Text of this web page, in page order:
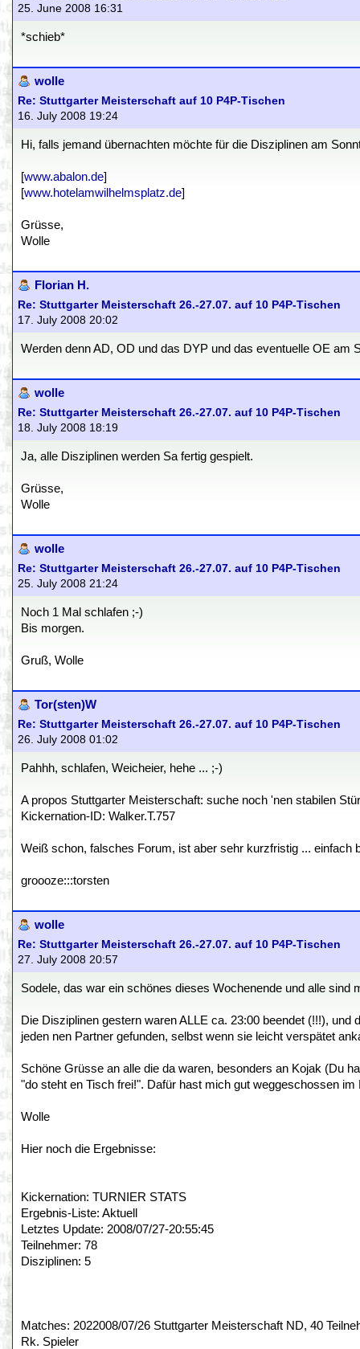
25. June 2008 16:31
*schieb*
wolle
Re: Stuttgarter Meisterschaft auf 10 P4P-Tischen
16. July 2008 19:24
Hi, falls jemand übernachten möchte für die Disziplinen am
[www.abalon.de]
[www.hotelamwilhelmsplatz.de]
Grüsse,
Wolle
Florian H.
Re: Stuttgarter Meisterschaft 26.-27.07. auf 10 P4P-Tischen
17. July 2008 20:02
Werden denn AD, OD und das DYP und das eventuelle OE am
wolle
Re: Stuttgarter Meisterschaft 26.-27.07. auf 10 P4P-Tischen
18. July 2008 18:19
Ja, alle Disziplinen werden Sa fertig gespielt.
Grüsse,
Wolle
wolle
Re: Stuttgarter Meisterschaft 26.-27.07. auf 10 P4P-Tischen
25. July 2008 21:24
Noch 1 Mal schlafen ;-)
Bis morgen.
Gruß, Wolle
Tor(sten)W
Re: Stuttgarter Meisterschaft 26.-27.07. auf 10 P4P-Tischen
26. July 2008 01:02
Pahhh, schlafen, Weicheier, hehe ... ;-)
A propos Stuttgarter Meisterschaft: suche noch 'nen stabilen
Kickernation-ID: Walker.T.757
Weiß schon, falsches Forum, ist aber sehr kurzfristig ... einfach
groooze:::torsten
wolle
Re: Stuttgarter Meisterschaft 26.-27.07. auf 10 P4P-Tischen
27. July 2008 20:57
Sodele, das war ein schönes dieses Wochenende und alle
Die Disziplinen gestern waren ALLE ca. 23:00 beendet (!!!),
jeden nen Partner gefunden, selbst wenn sie leicht verspätet
Schöne Grüsse an alle die da waren, besonders an Kojak (Du
"do steht en Tisch frei!". Dafür hast mich gut weggeschossen im
Wolle
Hier noch die Ergebnisse:
Kickernation: TURNIER STATS
Ergebnis-Liste: Aktuell
Letztes Update: 2008/07/27-20:55:45
Teilnehmer: 78
Disziplinen: 5
Matches: 2022008/07/26 Stuttgarter Meisterschaft ND, 40
Rk. Spieler